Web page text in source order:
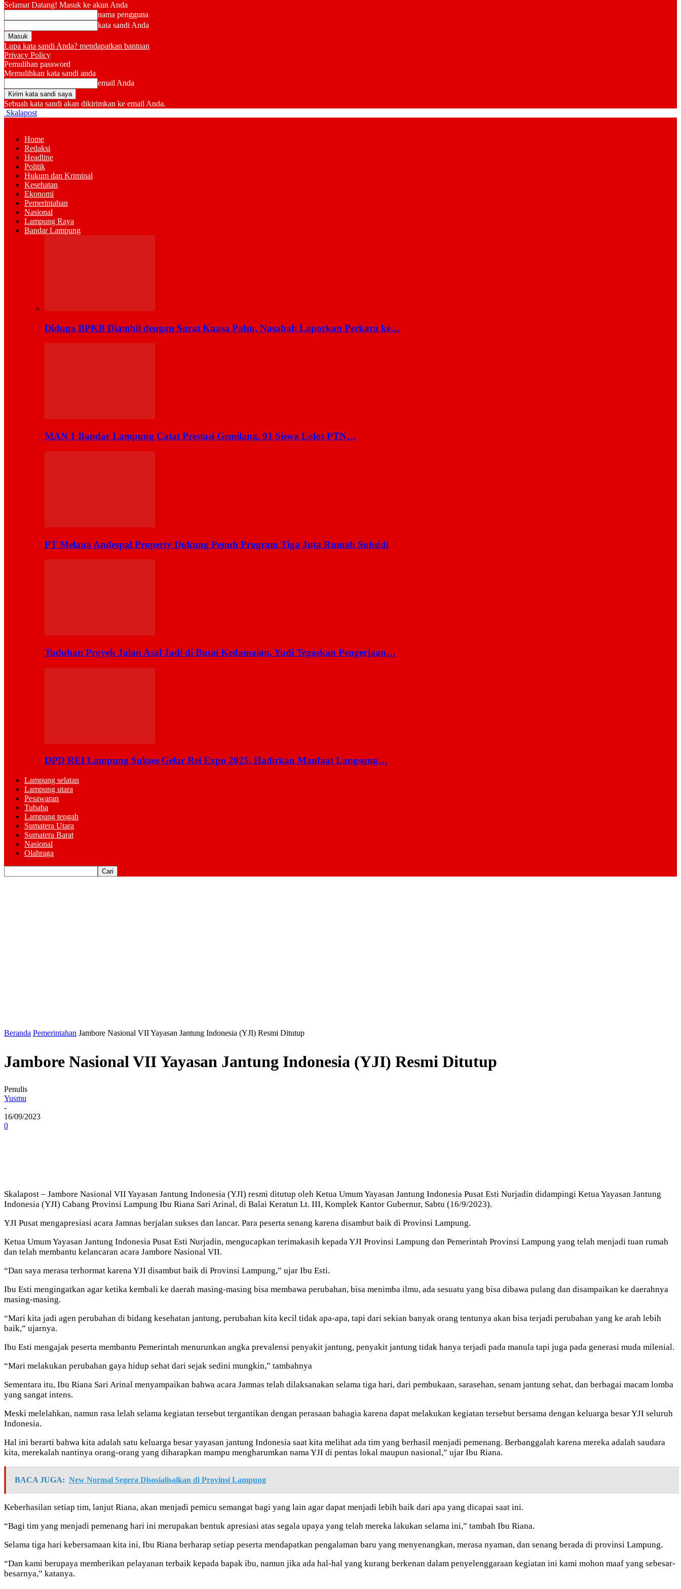
Selamat Datang! Masuk ke akun Anda
nama pengguna
kata sandi Anda
Lupa kata sandi Anda? mendapatkan bantuan
Privacy Policy
Pemulihan password
Memulihkan kata sandi anda
email Anda
Sebuah kata sandi akan dikirimkan ke email Anda.
Skalapost
Home
Redaksi
Headline
Politik
Hukum dan Kriminal
Kesehatan
Ekonomi
Pemerintahan
Nasional
Lampung Raya
Bandar Lampung
Diduga BPKB Diambil dengan Surat Kuasa Palsu, Nasabah Laporkan Perkara ke…
MAN 1 Bandar Lampung Catat Prestasi Gemilang, 91 Siswa Lolos PTN…
PT Melana Andespal Property Dukung Penuh Program Tiga Juta Rumah Subsidi
Tuduhan Proyek Jalan Asal Jadi di Bumi Kedamaian, Yudi Tegaskan Pengerjaan…
DPD REI Lampung Sukses Gelar Rei Expo 2025, Hadirkan Manfaat Langsung…
Lampung selatan
Lampung utara
Pesawaran
Tubaba
Lampung tengah
Sumatera Utara
Sumatera Barat
Nasional
Olahraga
Beranda Pemerintahan Jambore Nasional VII Yayasan Jantung Indonesia (YJI) Resmi Ditutup
Jambore Nasional VII Yayasan Jantung Indonesia (YJI) Resmi Ditutup
Penulis
Yusmu
-
16/09/2023
0
Skalapost – Jambore Nasional VII Yayasan Jantung Indonesia (YJI) resmi ditutup oleh Ketua Umum Yayasan Jantung Indonesia Pusat Esti Nurjadin didampingi Ketua Yayasan Jantung
Indonesia (YJI) Cabang Provinsi Lampung Ibu Riana Sari Arinal, di Balai Keratun Lt. III, Komplek Kantor Gubernur, Sabtu (16/9/2023).
YJI Pusat mengapresiasi acara Jamnas berjalan sukses dan lancar. Para peserta senang karena disambut baik di Provinsi Lampung.
Ketua Umum Yayasan Jantung Indonesia Pusat Esti Nurjadin, mengucapkan terimakasih kepada YJI Provinsi Lampung dan Pemerintah Provinsi Lampung yang telah menjadi tuan rumah
dan telah membantu kelancaran acara Jambore Nasional VII.
“Dan saya merasa terhormat karena YJI disambut baik di Provinsi Lampung,” ujar Ibu Esti.
Ibu Esti mengingatkan agar ketika kembali ke daerah masing-masing bisa membawa perubahan, bisa menimba ilmu, ada sesuatu yang bisa dibawa pulang dan disampaikan ke daerahnya
masing-masing.
“Mari kita jadi agen perubahan di bidang kesehatan jantung, perubahan kita kecil tidak apa-apa, tapi dari sekian banyak orang tentunya akan bisa terjadi perubahan yang ke arah lebih
baik,” ujarnya.
Ibu Esti mengajak peserta membantu Pemerintah menurunkan angka prevalensi penyakit jantung, penyakit jantung tidak hanya terjadi pada manula tapi juga pada generasi muda milenial.
“Mari melakukan perubahan gaya hidup sehat dari sejak sedini mungkin,” tambahnya
Sementara itu, Ibu Riana Sari Arinal menyampaikan bahwa acara Jamnas telah dilaksanakan selama tiga hari, dari pembukaan, sarasehan, senam jantung sehat, dan berbagai macam lomba
yang sangat intens.
Meski melelahkan, namun rasa lelah selama kegiatan tersebut tergantikan dengan perasaan bahagia karena dapat melakukan kegiatan tersebut bersama dengan keluarga besar YJI seluruh
Indonesia.
Hal ini berarti bahwa kita adalah satu keluarga besar yayasan jantung Indonesia saat kita melihat ada tim yang berhasil menjadi pemenang. Berbanggalah karena mereka adalah saudara
kita, merekalah nantinya orang-orang yang diharapkan mampu mengharumkan nama YJI di pentas lokal maupun nasional,” ujar Ibu Riana.
BACA JUGA: New Normal Segera Disosialisaikan di Provinsi Lampung
Keberhasilan setiap tim, lanjut Riana, akan menjadi pemicu semangat bagi yang lain agar dapat menjadi lebih baik dari apa yang dicapai saat ini.
“Bagi tim yang menjadi pemenang hari ini merupakan bentuk apresiasi atas segala upaya yang telah mereka lakukan selama ini,” tambah Ibu Riana.
Selama tiga hari kebersamaan kita ini, Ibu Riana berharap setiap peserta mendapatkan pengalaman baru yang menyenangkan, merasa nyaman, dan senang berada di provinsi Lampung.
“Dan kami berupaya memberikan pelayanan terbaik kepada bapak ibu, namun jika ada hal-hal yang kurang berkenan dalam penyelenggaraan kegiatan ini kami mohon maaf yang sebesar-
besarnya,” katanya.